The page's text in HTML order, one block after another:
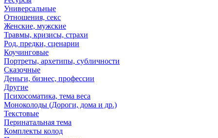
Универсальные
Отношения, секс
Женские, мужские
Травмы, кризисы, страхи
Род, предки, сценарии
Коучинговые
Портреты, архетипы, субличности
Сказочные
Деньги, бизнес, профессии
Другие
Психосоматика, тема веса
Моноколоды (Дороги, дома и др.)
Текстовые
Перинатальная тема
Комплекты колод